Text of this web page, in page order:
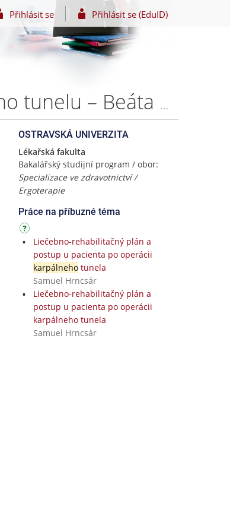
Přihlásit se Přihlásit se (EduID)
Využitie ergoterapie ako prevencia u syndrómu karpálneho tunelu – Beáta POLÁČKOVÁ
OSTRAVSKÁ UNIVERZITA
Lékařská fakulta
Bakalářský studijní program / obor:
Specializace ve zdravotnictví /
Ergoterapie
Práce na příbuzné téma
Liečebno-rehabilitačný plán a
postup u pacienta po operácii
karpálnehotunela
Samuel Hrncsár
Liečebno-rehabilitačný plán a
postup u pacienta po operácii
karpálneho tunela
Samuel Hrncsár